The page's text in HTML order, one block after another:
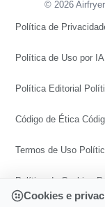
© 2026
Política de
Política de Uso por IA
Política Editorial
Código de Ética
Termos de Uso
Política de Cookies
Cookies e